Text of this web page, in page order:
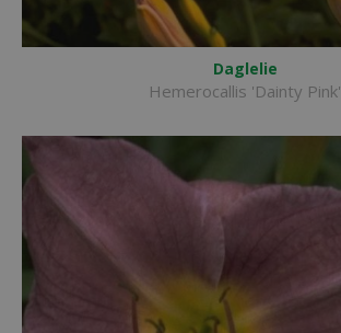
Daglelie
Hemerocallis 'Dainty Pink'